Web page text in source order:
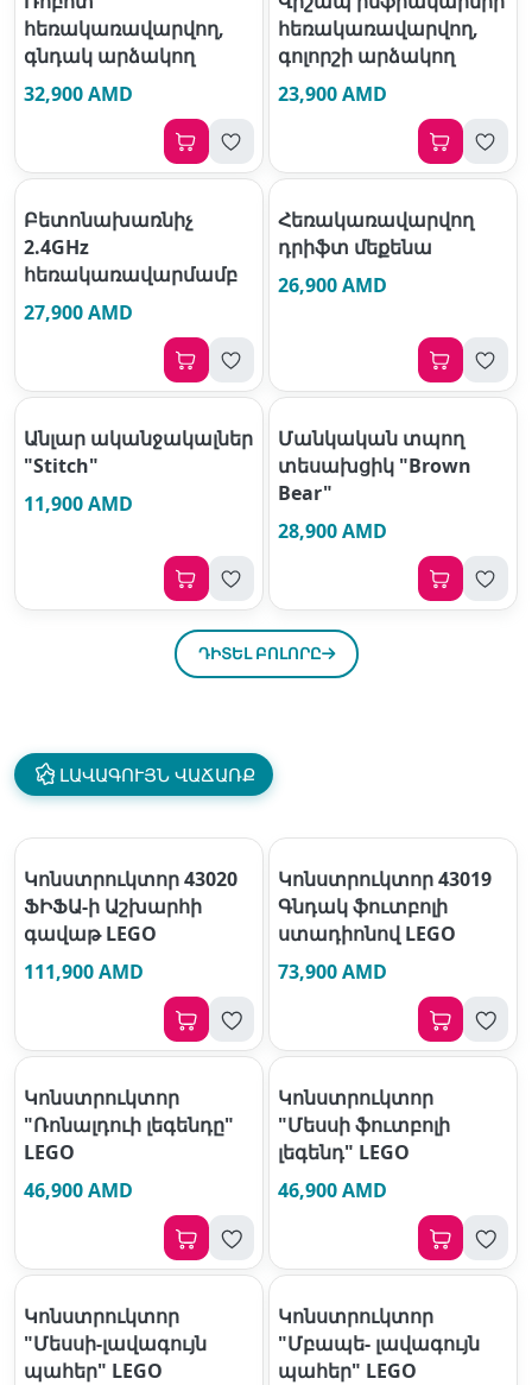
հեռակառավարվող,
գնդակ արձակող
32,900 AMD
հեռակառավարվող,
գոլորշի արձակող
23,900 AMD
Բետոնախառնիչ
2.4GHz
հեռակառավարմամբ
27,900 AMD
Հեռակառավարվող
դրիֆտ մեքենա
26,900 AMD
Անլար ականջակալներ
"Stitch"
11,900 AMD
Մանկական տպող
տեսախցիկ "Brown
Bear"
28,900 AMD
ԴԻՏԵԼ ԲՈԼՈՐԸ
ԼԱՎԱԳՈՒՅՆ ՎԱՃԱՌՔ
Կոնստրուկտոր 43020
ՖԻՖԱ-ի Աշխարհի
գավաթ LEGO
111,900 AMD
Կոնստրուկտոր 43019
Գնդակ ֆուտբոլի
ստադիոնով LEGO
73,900 AMD
Կոնստրուկտոր
"Ռոնալդուի լեգենդը"
LEGO
46,900 AMD
Կոնստրուկտոր
"Մեսսի ֆուտբոլի
լեգենդ" LEGO
46,900 AMD
Կոնստրուկտոր
"Մեսսի-լավագույն
պահեր" LEGO
Կոնստրուկտոր
"Մբապե- լավագույն
պահեր" LEGO